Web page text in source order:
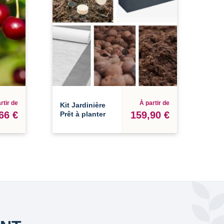
de
€
Kit Jardinière
Prêt à planter
À partir de
159,90 €